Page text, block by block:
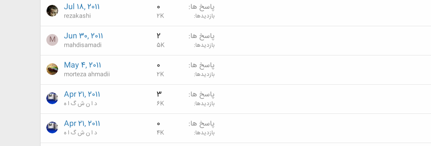
پاسخ ها 0
بازدیدها 2K
Jul 18, 2011
rezakashi
پاسخ ها 2
بازدیدها 5K
Jun 30, 2011
mahdisamadi
M
پاسخ ها 0
بازدیدها 2K
May 4, 2011
morteza ahmadii
پاسخ ها 3
بازدیدها 6K
Apr 21, 2011
د ا ن ش گ ا ه
پاسخ ها 0
بازدیدها 4K
Apr 21, 2011
د ا ن ش گ ا ه